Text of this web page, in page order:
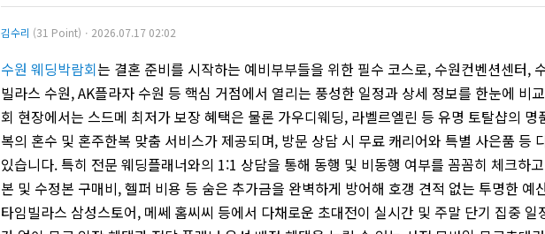
김수리 (31 Point)ㆍ2026.07.17 02:02
수원 웨딩박람회는 결혼 준비를 시작하는 예비부부들을 위한 필수 코스로, 수원컨벤션센터,
빌라스 수원, AK플라자 수원 등 핵심 거점에서 열리는 풍성한 일정과 상세 정보를 한눈에 비
회 현장에서는 스드메 최저가 보장 혜택은 물론 가우디웨딩, 라벨르엘린 등 유명 토탈샵의
복의 혼수 및 혼주한복 맞춤 서비스가 제공되며, 방문 상담 시 무료 캐리어와 특별 사은품 등
있습니다. 특히 전문 웨딩플래너와의 1:1 상담을 통해 동행 및 비동행 여부를 꼼꼼히 체크하
본 및 수정본 구매비, 헬퍼 비용 등 숨은 추가금을 완벽하게 방어해 호갱 견적 없는 투명한 예
타임빌라스 삼성스토어, 메쎄 홈씨씨 등에서 다채로운 초대전이 실시간 및 주말 단기 집중 일